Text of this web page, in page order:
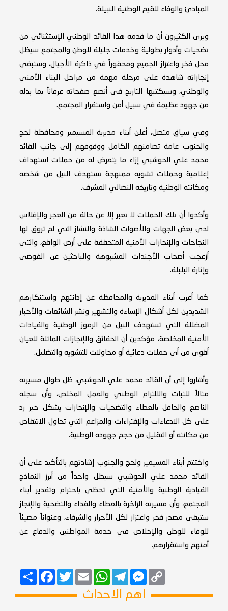
المبادئ والوفاء للقيم الوطنية النبيلة.
ويرى الكثيرون أن ما قدمه هذا القائد الوطني الإستثنائي من
تضحيات وأدوار بطولية وخدمات جليلة للوطن والمجتمع سيظل
محل فخر واعتزاز الجميع ومحفوراً في ذاكرة الأجيال، وستبقى
إنجازاته شاهدة على مرحلة مهمة من مراحل البناء الأمني
والوطني، وسيكتبها التاريخ في أنصع صفحاته عرفاناً بما بذله
من جهود عظيمة في سبيل أمن واستقرار المجتمع.
وفي سياق متصل، أعلن أبناء مديرية المسيمير ومحافظة لحج
والجنوب عامة تضامنهم الكامل ووقوفهم إلى جانب القائد
محمد علي الحوشبي إزاء ما يتعرض له من حملات استهداف
إعلامية وحملات تشويه ممنهجة تستهدف النيل من شخصه
ومكانته الوطنية وتاريخه النضالي المشرف.
وأكدوا أن تلك الحملات لا تعبر إلا عن حالة من العجز والإفلاس
لدى بعض الجهات والأصوات الشاذة والنشاز التي لم تروق لها
النجاحات والإنجازات الأمنية المتحققة على أرض الواقع، والتي
أزعجت أصحاب الأجندات المشبوهة والباحثين عن الفوضى
وإثارة البلبلة.
كما أعرب أبناء المديرية والمحافظة عن إدانتهم واستنكارهم
الشديدين لكل أشكال الإساءة والتشهير ونشر الشائعات والأخبار
المضللة التي تستهدف النيل من الرموز الوطنية والقيادات
الأمنية المخلصة، مؤكدين أن الحقائق والإنجازات الماثلة للعيان
أقوى من أي حملات دعائية أو محاولات للتشويه والتضليل.
وأشاروا إلى أن القائد محمد علي الحوشبي، ظل طوال مسيرته
مثالاً للثبات والالتزام الوطني والعمل المخلص، وأن سجله
الناصع والحافل بالعطاء والتضحيات والإنجازات يشكل خير رد
على كل الادعاءات والإفتراءات والمزاعم التي تحاول الانتقاص
من مكانته أو التقليل من حجم جهوده الوطنية.
واختتم أبناء المسيمير ولحج والجنوب إشادتهم بالتأكيد على أن
القائد محمد علي الحوشبي سيظل واحداً من أبرز النماذج
القيادية الوطنية والأمنية التي تحظى باحترام وتقدير أبناء
المجتمع، وأن مسيرته الزاخرة بالعطاء والفداء والتضحية والإنجاز
ستبقى مصدر فخر واعتزاز لكل الأحرار والشرفاء، وعنواناً مضيئاً
للوفاء للوطن والإخلاص في خدمة المواطنين والدفاع عن
أمنهم واستقرارهم.
انشر
FacebookTwitterEmail
WhatsAppTelegram
MessengerCopy
Link
اهم الاحداث